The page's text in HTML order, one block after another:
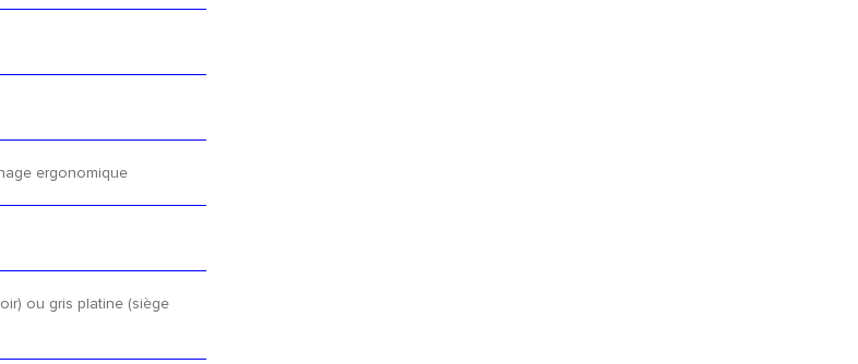
ergonomique
ou gris platine (siège